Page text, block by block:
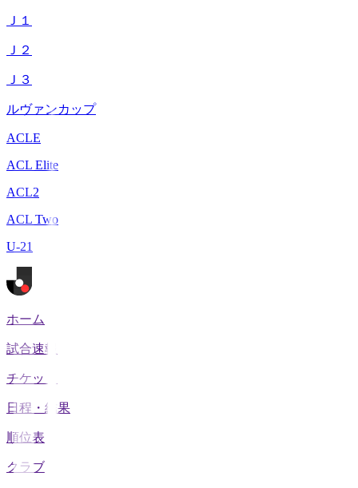
Ｊ１
Ｊ２
Ｊ３
ルヴァンカップ
ACLE
ACL Elite
ACL2
ACL Two
U-21
ホーム
試合速報
チケット
日程・結果
順位表
クラブ